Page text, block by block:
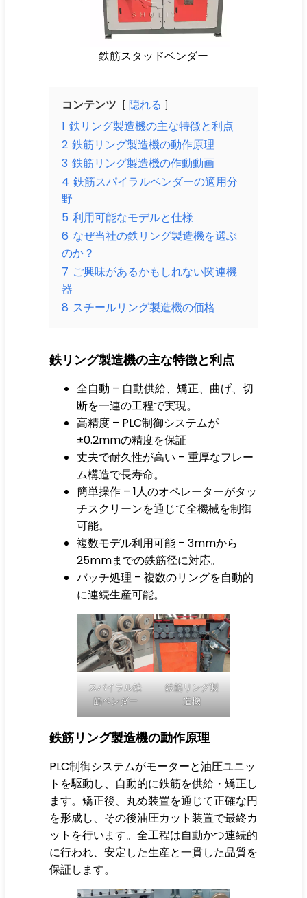
鉄筋スタッドベンダー
コンテンツ
隠れる
1 鉄リング製造機の主な特徴と利点
2 鉄筋リング製造機の動作原理
3 鉄筋リング製造機の作動動画
4 鉄筋スパイラルベンダーの適用分
野
5 利用可能なモデルと仕様
6 なぜ当社の鉄リング製造機を選ぶ
のか？
7 ご興味があるかもしれない関連機
器
8 スチールリング製造機の価格
鉄リング製造機の主な特徴と利点
全自動 – 自動供給、矯正、曲げ、切
断を一連の工程で実現。
高精度 – PLC制御システムが
±0.2mmの精度を保証
丈夫で耐久性が高い – 重厚なフレー
ム構造で長寿命。
簡単操作 – 1人のオペレーターがタッ
チスクリーンを通じて全機械を制御
可能。
複数モデル利用可能 – 3mmから
25mmまでの鉄筋径に対応。
バッチ処理 – 複数のリングを自動的
に連続生産可能。
スパイラル鉄
筋ベンダー
鉄筋リング製
造機
鉄筋リング製造機の動作原理
PLC制御システムがモーターと油圧ユニッ
トを駆動し、自動的に鉄筋を供給・矯正し
ます。矯正後、丸め装置を通じて正確な円
を形成し、その後油圧カット装置で最終カ
ットを行います。全工程は自動かつ連続的
に行われ、安定した生産と一貫した品質を
保証します。